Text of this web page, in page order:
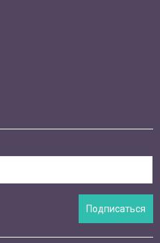
Подписаться